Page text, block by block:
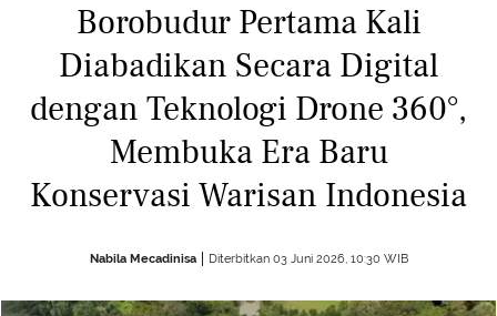
Borobudur Pertama Kali
Diabadikan Secara Digital
dengan Teknologi Drone 360°,
Membuka Era Baru
Konservasi Warisan Indonesia
Nabila Mecadinisa Diterbitkan 03 Juni 2026, 10:30 WIB